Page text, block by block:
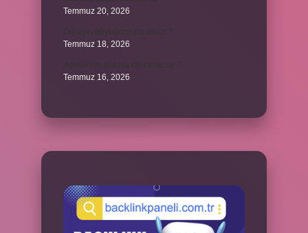
Temmuz 20, 2026
Temmuz 18, 2026
Temmuz 16, 2026